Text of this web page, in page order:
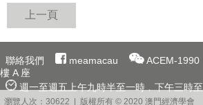
上一頁
聯絡我們 meamacau ACEM-
樓 A 座
週一至週五上午九時半至一時﹐下午三時
瀏覽人次：30622 | 版權所有 © 2020 澳門經濟學會